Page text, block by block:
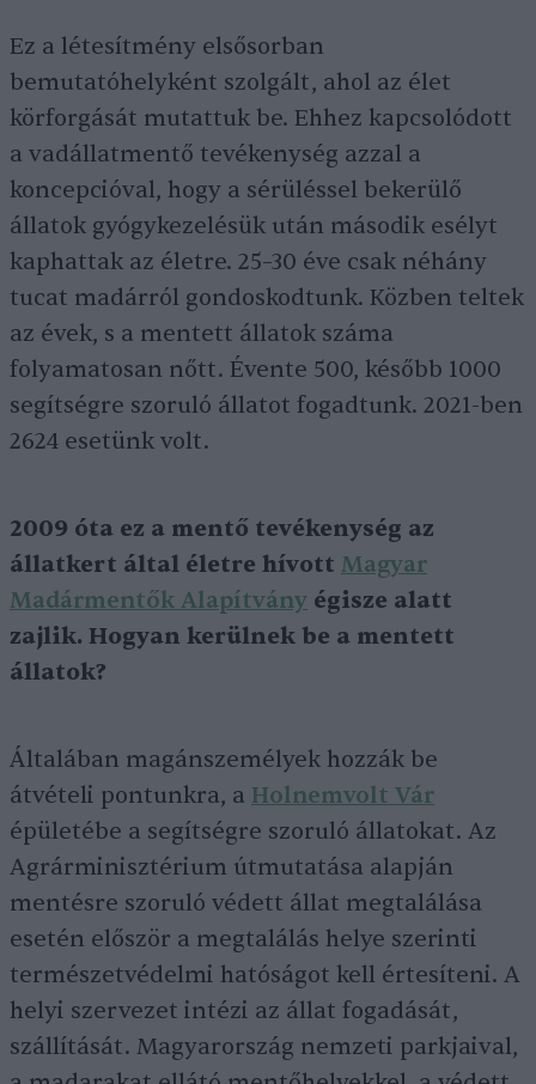
Ez a létesítmény elsősorban
bemutatóhelyként szolgált, ahol az élet
körforgását mutattuk be. Ehhez kapcsolódott
a vadállatmentő tevékenység azzal a
koncepcióval, hogy a sérüléssel bekerülő
állatok gyógykezelésük után második esélyt
kaphattak az életre. 25–30 éve csak néhány
tucat madárról gondoskodtunk. Közben teltek
az évek, s a mentett állatok száma
folyamatosan nőtt. Évente 500, később 1000
segítségre szoruló állatot fogadtunk. 2021-ben
2624 esetünk volt.
2009 óta ez a mentő tevékenység az
állatkert által életre hívott Magyar
Madármentők Alapítvány égisze alatt
zajlik. Hogyan kerülnek be a mentett
állatok?
Általában magánszemélyek hozzák be
átvételi pontunkra, a Holnemvolt Vár
épületébe a segítségre szoruló állatokat. Az
Agrárminisztérium útmutatása alapján
mentésre szoruló védett állat megtalálása
esetén először a megtalálás helye szerinti
természetvédelmi hatóságot kell értesíteni. A
helyi szervezet intézi az állat fogadását,
szállítását. Magyarország nemzeti parkjaival,